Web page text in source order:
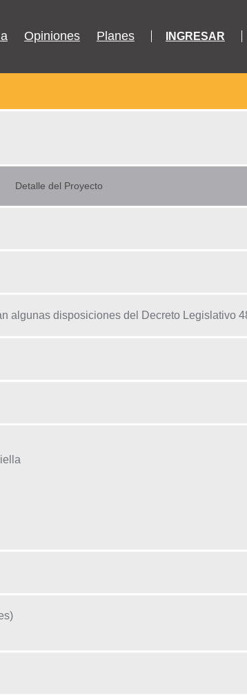
Opiniones Planes INGRESAR
Detalle del Proyecto
algunas disposiciones del Decreto Legislativo